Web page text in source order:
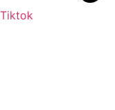
Tiktok